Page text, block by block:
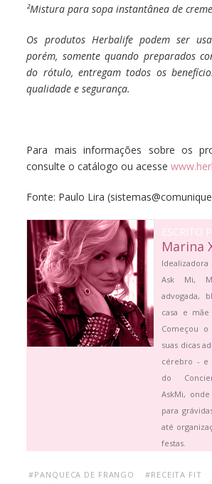
²Mistura para sopa instantânea de
Os produtos Herbalife podem ser
porém, somente quando preparados
do rótulo, entregam todos os
qualidade e segurança.
Para mais informações sobre os
consulte o catálogo ou acesse
Fonte: Paulo Lira (
ESCRITO
Marina
Ask Mi,
advogada,
casa e mãe
Começou o
suas dicas
cérebro - e
do
AskMi,
para
até
festas.
#PANQUECA DE FRANGO #RECEITA FIT